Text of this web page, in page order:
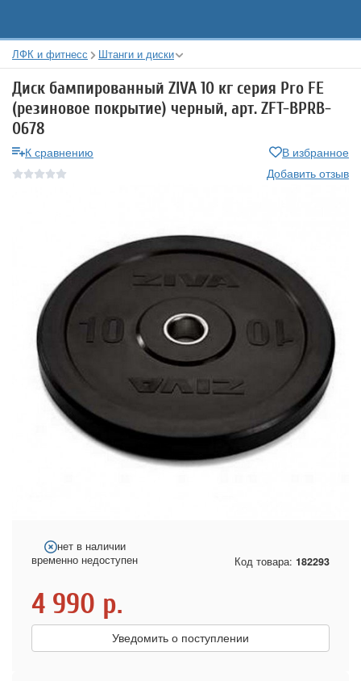
ЛФК и фитнесс Штанги и диски
Диск бампированный ZIVA 10 кг серия Pro FЕ
(резиновое покрытие) черный, арт. ZFT-BPRB-
0678
К сравнению
В избранное
Добавить отзыв
нет в наличии
временно недоступен
Код товара: 182293
4 990 р.
Уведомить о поступлении